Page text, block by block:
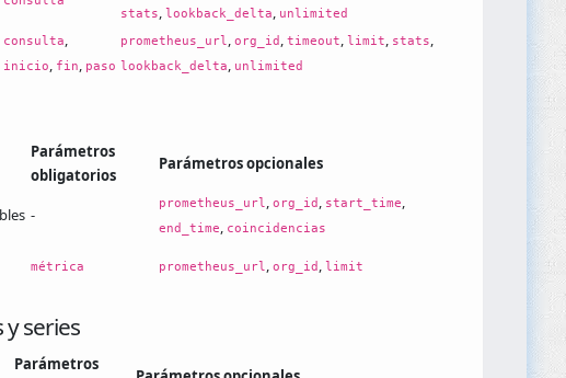
stats, lookback_delta, unlimited
consulta,
inicio, fin, paso
prometheus_url, org_id , timeout, limit, stats,
lookback_delta, unlimited
Parámetros
obligatorios
Parámetros opcionales
-
prometheus_url, org_id , start_time,
end_time, coincidencias
métrica prometheus_url, org_id , limit
series
Parámetros